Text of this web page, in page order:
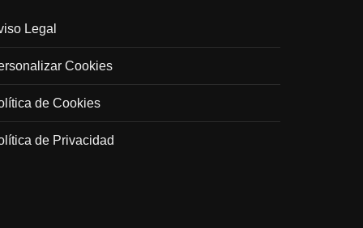
Legal
Cookies
de Cookies
de Privacidad